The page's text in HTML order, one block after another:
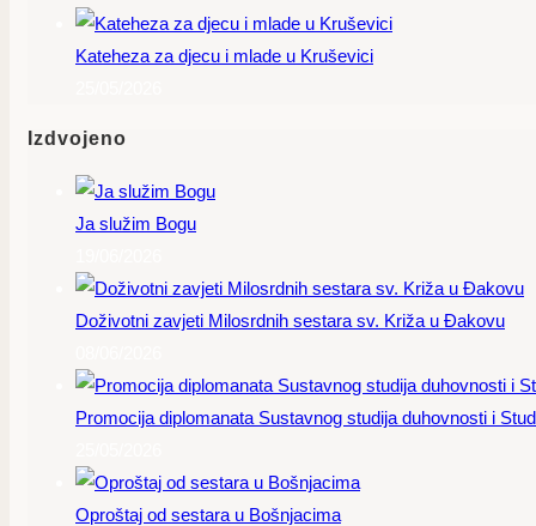
Kateheza za djecu i mlade u Kruševici
Izdvojeno
Ja služim Bogu
Doživotni zavjeti Milosrdnih sestara sv. Križa u Đakovu
Promocija diplomanata Sustavnog studija duhovnosti i
Oproštaj od sestara u Bošnjacima